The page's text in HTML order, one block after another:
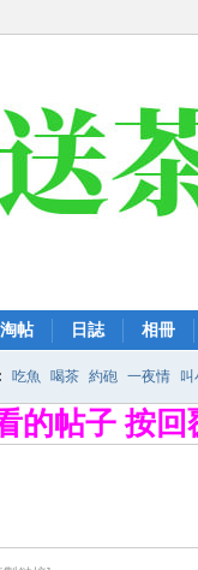
淘帖 日誌 相冊
吃魚 喝茶 約砲 一夜情 叫
的帖子 按